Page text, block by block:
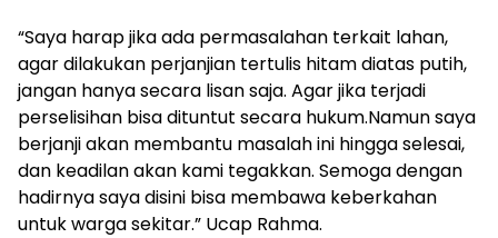
“Saya harap jika ada permasalahan terkait lahan,
agar dilakukan perjanjian tertulis hitam diatas putih,
jangan hanya secara lisan saja. Agar jika terjadi
perselisihan bisa dituntut secara hukum.Namun saya
berjanji akan membantu masalah ini hingga selesai,
dan keadilan akan kami tegakkan. Semoga dengan
hadirnya saya disini bisa membawa keberkahan
untuk warga sekitar.” Ucap Rahma.